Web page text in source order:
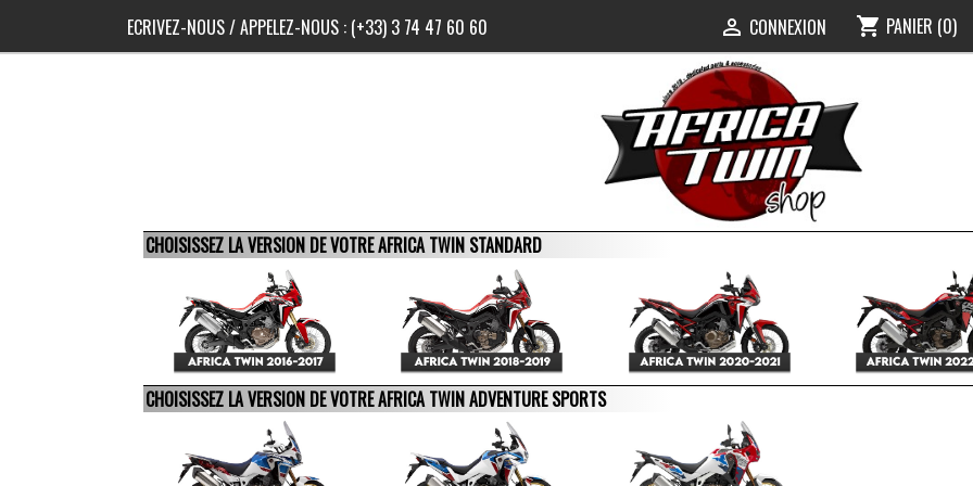
ECRIVEZ-NOUS/ APPELEZ-NOUS : (+33) 3 74 47 60 60  CONNEXION shopping_cart PANIER (0)
CHOISISSEZ LA VERSION DE VOTRE AFRICA TWIN STANDARD
CHOISISSEZ LA VERSION DE VOTRE AFRICA TWIN ADVENTURE SPORTS